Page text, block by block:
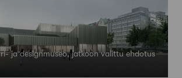
ja designmuseo, jatkoon valittu ehdotus